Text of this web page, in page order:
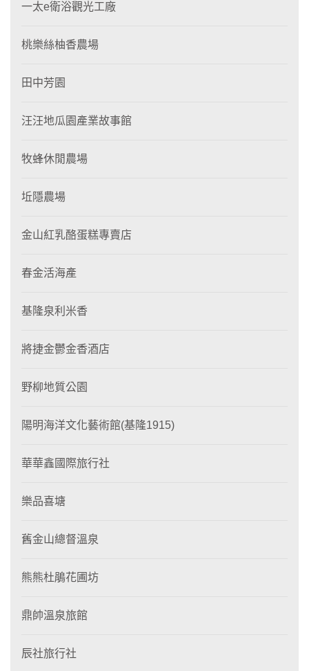
一太e衛浴觀光工廠
桃樂絲柚香農場
田中芳園
汪汪地瓜園產業故事館
牧蜂休閒農場
坵隱農場
金山紅乳酪蛋糕專賣店
春金活海產
基隆泉利米香
將捷金鬱金香酒店
野柳地質公園
陽明海洋文化藝術館(基隆1915)
華華鑫國際旅行社
樂品喜塘
舊金山總督溫泉
熊熊杜鵑花圃坊
鼎帥溫泉旅館
辰社旅行社